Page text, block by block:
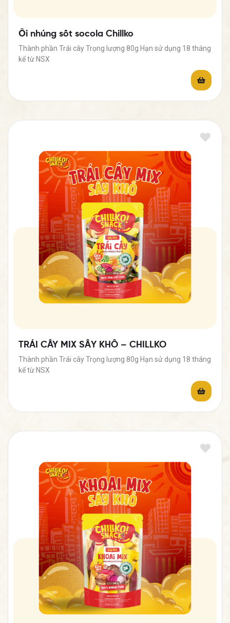
Ổi nhúng sốt socola Chillko
Thành phần Trái cây Trọng lượng 80g Hạn sử dụng 18 tháng
kể từ NSX
TRÁI CÂY MIX SẤY KHÔ – CHILLKO
Thành phần Trái cây Trọng lượng 80g Hạn sử dụng 18 tháng
kể từ NSX